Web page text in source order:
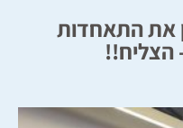
את התאחדות